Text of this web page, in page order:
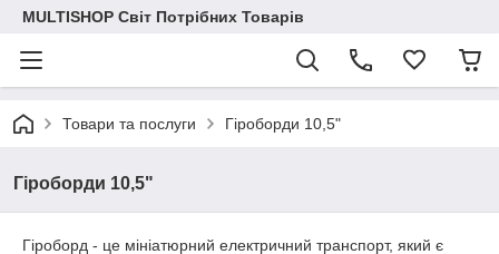
MULTISHOP Світ Потрібних Товарів
Товари та послуги Гіроборди 10,5"
Гіроборди 10,5"
Гіроборд - це мініатюрний електричний транспорт, який є